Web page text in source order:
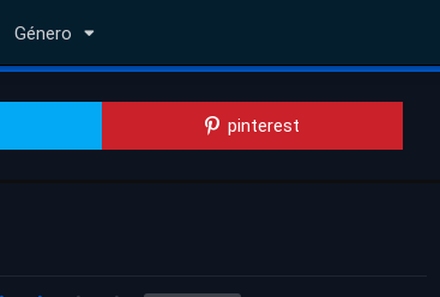
Género
pinterest